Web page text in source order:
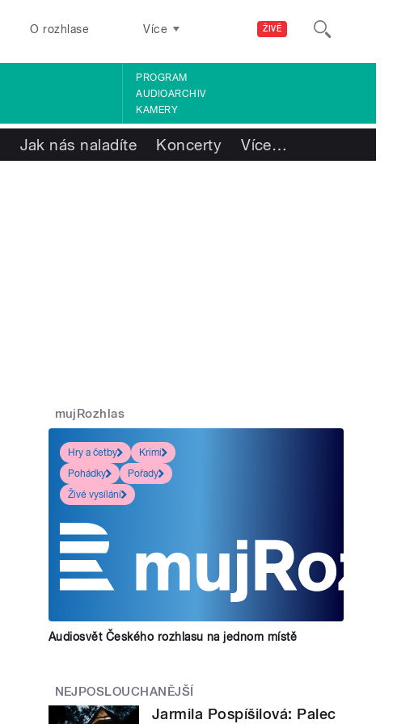
ŽIVĚ
O rozhlase Více
PROGRAM
AUDIOARCHIV
KAMERY
Jak nás naladíte Koncerty Více…
mujRozhlas
Hry a četby
Krimi
Pohádky
Pořady
Živé vysílání
Audiosvět Českého rozhlasu na jednom místě
NEJPOSLOUCHANĚJŠÍ
Jarmila Pospíšilová: Palec